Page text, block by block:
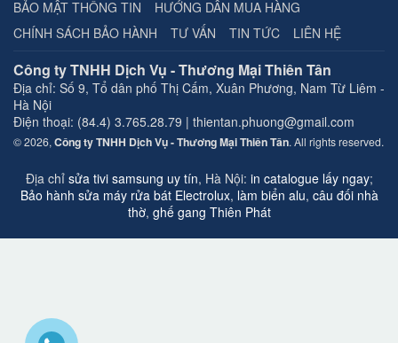
BẢO MẬT THÔNG TIN
HƯỚNG DẪN MUA HÀNG
CHÍNH SÁCH BẢO HÀNH
TƯ VẤN TIN TỨC LIÊN HỆ
Công ty TNHH Dịch Vụ - Thương Mại Thiên Tân
Địa chỉ: Số 9, Tổ dân phố Thị Cấm, Xuân Phương, Nam Từ Liêm -
Hà Nội
Điện thoại: (84.4) 3.765.28.79 | thientan.phuong@gmail.com
© 2026, Công ty TNHH Dịch Vụ - Thương Mại Thiên Tân. All rights reserved.
Địa chỉ sửa tivi samsung uy tín, Hà Nội: in catalogue lấy ngay;
Bảo hành sửa máy rửa bát Electrolux, làm biển alu, câu đối nhà
thờ, ghế gang Thiên Phát